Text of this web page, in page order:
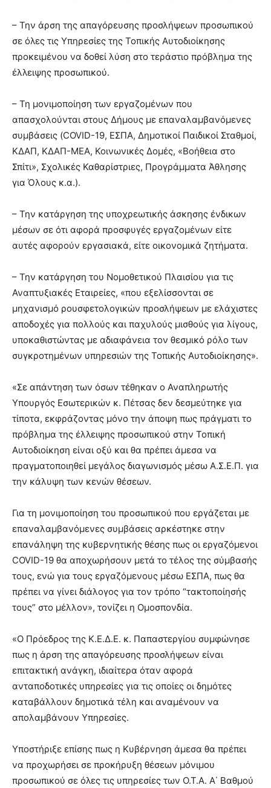
– Την άρση της απαγόρευσης προσλήψεων προσωπικού
σε όλες τις Υπηρεσίες της Τοπικής Αυτοδιοίκησης
προκειμένου να δοθεί λύση στο τεράστιο πρόβλημα της
έλλειψης προσωπικού.
– Τη μονιμοποίηση των εργαζομένων που
απασχολούνται στους Δήμους με επαναλαμβανόμενες
συμβάσεις (COVID-19, ΕΣΠΑ, Δημοτικοί Παιδικοί Σταθμοί,
ΚΔΑΠ, ΚΔΑΠ-ΜΕΑ, Κοινωνικές Δομές, «Βοήθεια στο
Σπίτι», Σχολικές Καθαρίστριες, Προγράμματα Άθλησης
για Όλους κ.α.).
– Την κατάργηση της υποχρεωτικής άσκησης ένδικων
μέσων σε ότι αφορά προσφυγές εργαζομένων είτε
αυτές αφορούν εργασιακά, είτε οικονομικά ζητήματα.
– Την κατάργηση του Νομοθετικού Πλαισίου για τις
Αναπτυξιακές Εταιρείες, «που εξελίσσονται σε
μηχανισμό ρουσφετολογικών προσλήψεων με ελάχιστες
αποδοχές για πολλούς και παχυλούς μισθούς για λίγους,
υποκαθιστώντας με αδιαφάνεια τον θεσμικό ρόλο των
συγκροτημένων υπηρεσιών της Τοπικής Αυτοδιοίκησης».
«Σε απάντηση των όσων τέθηκαν ο Αναπληρωτής
Υπουργός Εσωτερικών κ. Πέτσας δεν δεσμεύτηκε για
τίποτα, εκφράζοντας μόνο την άποψη πως πράγματι το
πρόβλημα της έλλειψης προσωπικού στην Τοπική
Αυτοδιοίκηση είναι οξύ και θα πρέπει άμεσα να
πραγματοποιηθεί μεγάλος διαγωνισμός μέσω Α.Σ.Ε.Π. για
την κάλυψη των κενών θέσεων.
Για τη μονιμοποίηση του προσωπικού που εργάζεται με
επαναλαμβανόμενες συμβάσεις αρκέστηκε στην
επανάληψη της κυβερνητικής θέσης πως οι εργαζόμενοι
COVID-19 θα αποχωρήσουν μετά το τέλος της σύμβασής
τους, ενώ για τους εργαζόμενους μέσω ΕΣΠΑ, πως θα
πρέπει να γίνει διάλογος για τον τρόπο “τακτοποίησής
τους” στο μέλλον», τονίζει η Ομοσπονδία.
«Ο Πρόεδρος της Κ.Ε.Δ.Ε. κ. Παπαστεργίου συμφώνησε
πως η άρση της απαγόρευσης προσλήψεων είναι
επιτακτική ανάγκη, ιδιαίτερα όταν αφορά
ανταποδοτικές υπηρεσίες για τις οποίες οι δημότες
καταβάλλουν δημοτικά τέλη και αναμένουν να
απολαμβάνουν Υπηρεσίες.
Υποστήριξε επίσης πως η Κυβέρνηση άμεσα θα πρέπει
να προχωρήσει σε προκήρυξη θέσεων μόνιμου
προσωπικού σε όλες τις υπηρεσίες των Ο.Τ.Α. Α΄ Βαθμού